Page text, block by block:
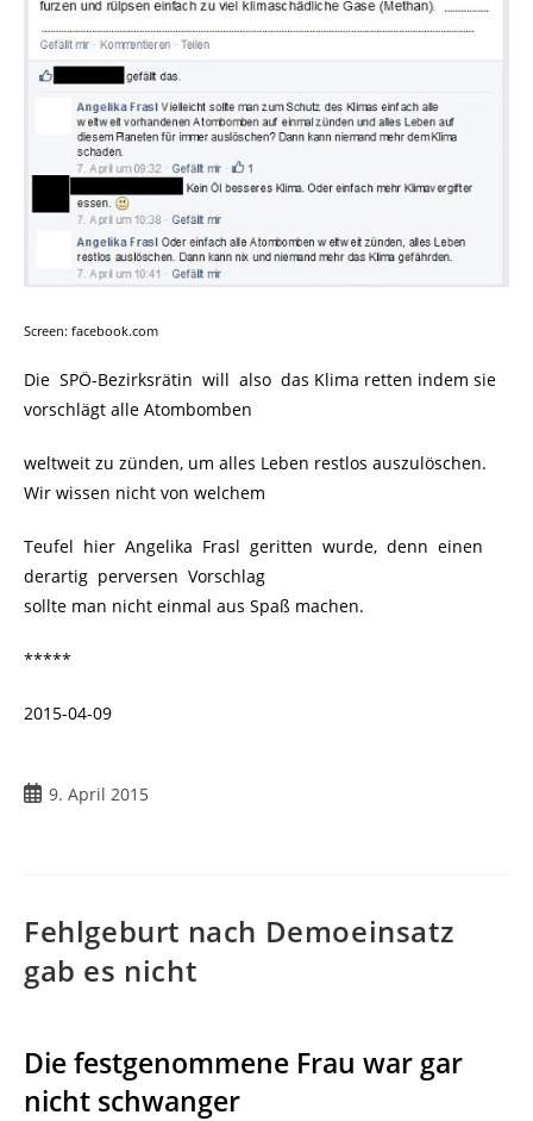
Screen: facebook.com
Die SPÖ-Bezirksrätin will also das Klima retten indem sie
vorschlägt alle Atombomben
weltweit zu zünden, um alles Leben restlos auszulöschen.
Wir wissen nicht von welchem
Teufel hier Angelika Frasl geritten wurde, denn einen
derartig perversen Vorschlag
sollte man nicht einmal aus Spaß machen.
*****
2015-04-09
9. April 2015
Fehlgeburt nach Demoeinsatz
gab es nicht
Die festgenommene Frau war gar
nicht schwanger